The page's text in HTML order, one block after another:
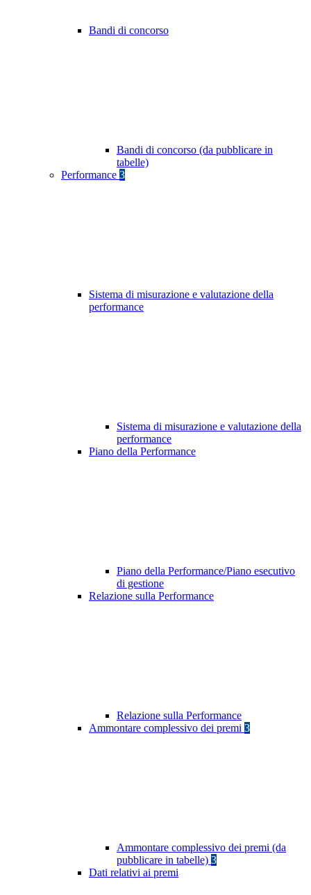
Bandi di concorso
Bandi di concorso (da pubblicare in
tabelle)
Performance 3
Sistema di misurazione e valutazione della
performance
Sistema di misurazione e valutazione della
performance
Piano della Performance
Piano della Performance/Piano esecutivo
di gestione
Relazione sulla Performance
Relazione sulla Performance
Ammontare complessivo dei premi 3
Ammontare complessivo dei premi (da
pubblicare in tabelle) 3
Dati relativi ai premi